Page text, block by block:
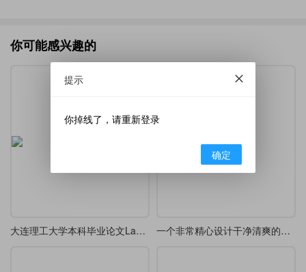
你可能感兴趣的
大连理工大学本科毕业论文LaTeX模板 一个非常精心设计干净清爽的毕业论文模版
提示
你掉线了，请重新登录
确定